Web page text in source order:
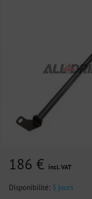
186 € incl. VAT
Disponibilité: 3 jours